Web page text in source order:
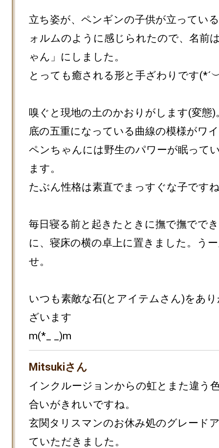
立ち姿が、ペンギンの子供が立ってい
ォルムのように感じられたので、名前
ゃん」にしました。
とっても癒される形と手ざわりです
嗅ぐと現地の土のかおりがします(変態)
底の五重になっている曲線の模様がワ
ペンちゃんには野生のパワーが眠って
ます。
たぶん性格は素直でまっすぐな子です
毎日寝る前と起きたときに撫で撫でで
に、寝床の横の卓上に置きました。う
せ。
いつも素敵な石(とアイテムさん)をあ
ざいます
m(*_ _)m
Mitsukiさん
インクルージョンからの虹とまた違う
合いがきれいですね。
玄関タリスマンのお休み処のグレード
ていただきました。